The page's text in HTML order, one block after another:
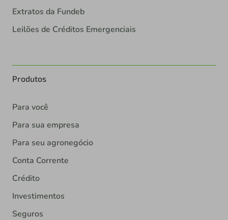
Extratos da Fundeb
Leilões de Créditos Emergenciais
Produtos
Para você
Para sua empresa
Para seu agronegócio
Conta Corrente
Crédito
Investimentos
Seguros